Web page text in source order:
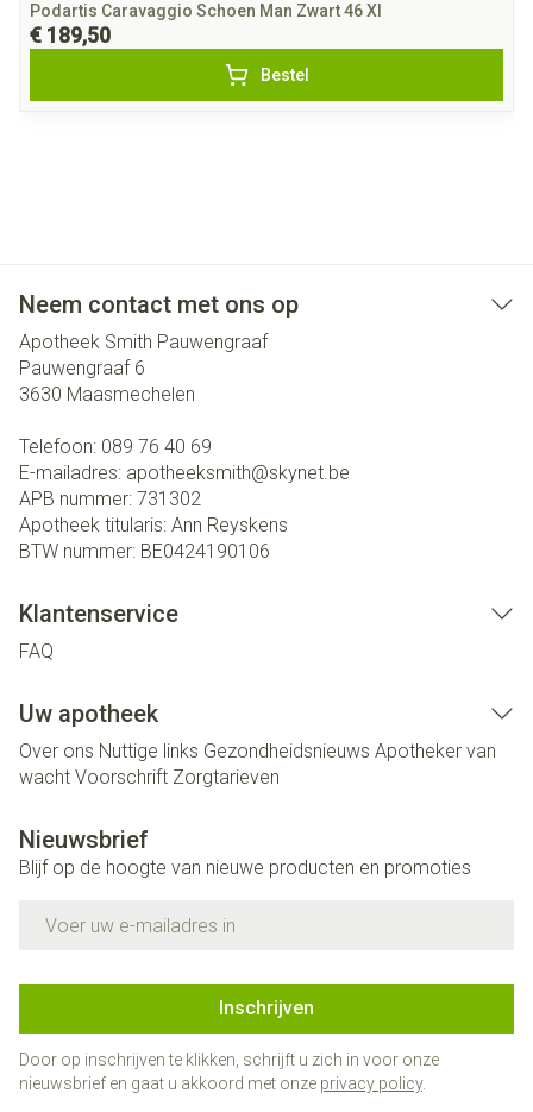
Podartis Caravaggio Schoen Man Zwart 46 Xl
€ 189,50
Bestel
Neem contact met ons op
Apotheek Smith Pauwengraaf
Pauwengraaf 6
3630 Maasmechelen
Telefoon: 089 76 40 69
E-mailadres: apotheeksmith@skynet.be
APB nummer: 731302
Apotheek titularis: Ann Reyskens
BTW nummer: BE0424190106
Klantenservice
FAQ
Uw apotheek
Over ons Nuttige links Gezondheidsnieuws Apotheker van
wacht Voorschrift Zorgtarieven
Nieuwsbrief
Blijf op de hoogte van nieuwe producten en promoties
Inschrijven
Door op inschrijven te klikken, schrijft u zich in voor onze
nieuwsbrief en gaat u akkoord met onze privacy policy.